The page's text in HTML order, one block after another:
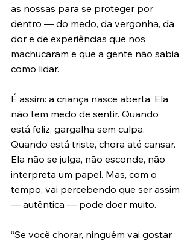
as nossas para se proteger por
dentro — do medo, da vergonha, da
dor e de experiências que nos
machucaram e que a gente não sabia
como lidar.
É assim: a criança nasce aberta. Ela
não tem medo de sentir. Quando
está feliz, gargalha sem culpa.
Quando está triste, chora até cansar.
Ela não se julga, não esconde, não
interpreta um papel. Mas, com o
tempo, vai percebendo que ser assim
— autêntica — pode doer muito.
“Se você chorar, ninguém vai gostar